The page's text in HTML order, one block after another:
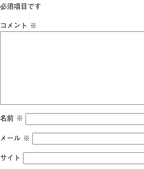
必須項目です
コメント ※
名前 ※
メール ※
サイト